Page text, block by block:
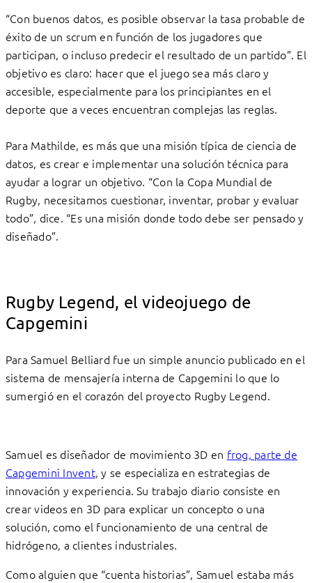
“Con buenos datos, es posible observar la tasa probable de
éxito de un scrum en función de los jugadores que
participan, o incluso predecir el resultado de un partido”. El
objetivo es claro: hacer que el juego sea más claro y
accesible, especialmente para los principiantes en el
deporte que a veces encuentran complejas las reglas.
Para Mathilde, es más que una misión típica de ciencia de
datos, es crear e implementar una solución técnica para
ayudar a lograr un objetivo. “Con la Copa Mundial de
Rugby, necesitamos cuestionar, inventar, probar y evaluar
todo”, dice. “Es una misión donde todo debe ser pensado y
diseñado”.
Rugby Legend, el videojuego de
Capgemini
Para Samuel Belliard fue un simple anuncio publicado en el
sistema de mensajería interna de Capgemini lo que lo
sumergió en el corazón del proyecto Rugby Legend.
Samuel es diseñador de movimiento 3D en frog, parte de
Capgemini Invent, y se especializa en estrategias de
innovación y experiencia. Su trabajo diario consiste en
crear videos en 3D para explicar un concepto o una
solución, como el funcionamiento de una central de
hidrógeno, a clientes industriales.
Como alguien que “cuenta historias”, Samuel estaba más